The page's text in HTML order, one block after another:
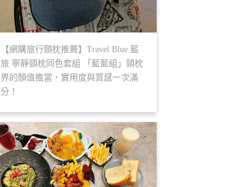
【網購旅行頸枕推薦】Travel Blue 藍
旅 寧靜頸枕同色套組 「藍藍組」頸枕
界的顏值擔當，實用度與質感一次滿
分！